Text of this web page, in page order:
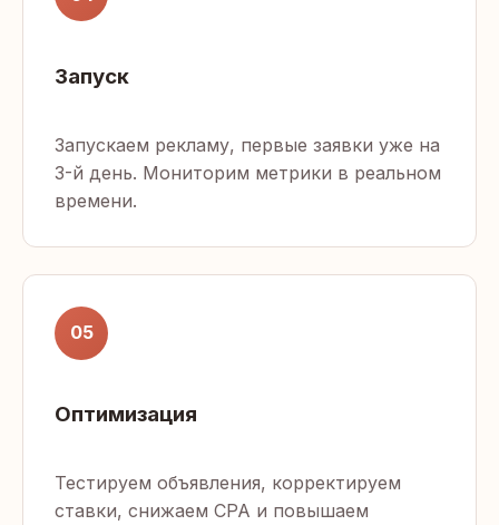
Запуск
Запускаем рекламу, первые заявки уже на
3-й день. Мониторим метрики в реальном
времени.
05
Оптимизация
Тестируем объявления, корректируем
ставки, снижаем CPA и повышаем